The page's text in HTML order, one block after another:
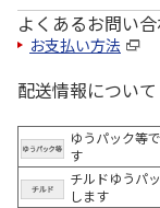
よくあるお問い
お支払い方法
配送情報について
ゆうパック等
す
チルドゆうパ
します